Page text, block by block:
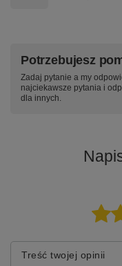
Potrzebujesz
Zadaj pytanie a my
najciekawsze pytania i
dla innych.
Treść twojej opinii